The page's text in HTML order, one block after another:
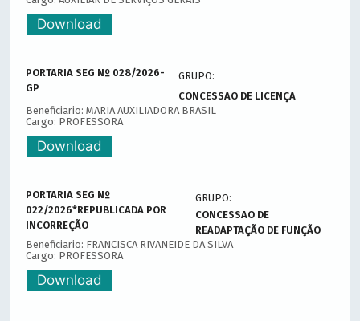
Download
PORTARIA SEG Nº 028/2026-
GP
GRUPO:
CONCESSAO DE LICENÇA
Beneficiario: MARIA AUXILIADORA BRASIL
Cargo: PROFESSORA
Download
PORTARIA SEG Nº
022/2026*REPUBLICADA POR
INCORREÇÃO
GRUPO:
CONCESSAO DE
READAPTAÇÃO DE FUNÇÃO
Beneficiario: FRANCISCA RIVANEIDE DA SILVA
Cargo: PROFESSORA
Download